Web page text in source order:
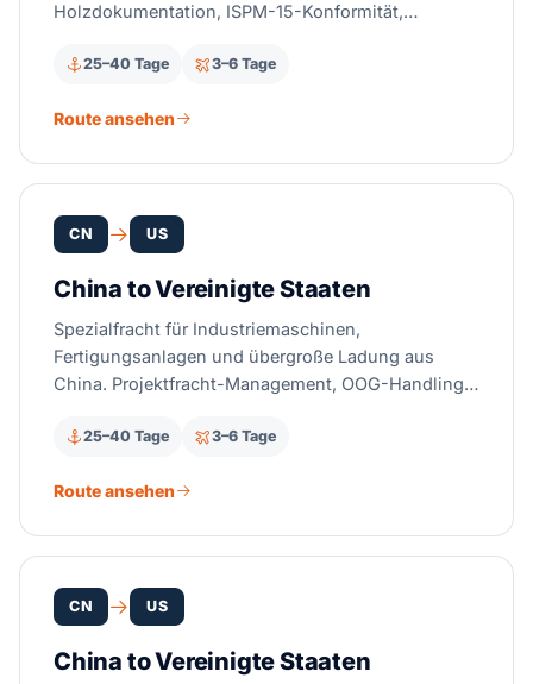
Holzdokumentation, ISPM-15-Konformität,
Konsolidierung.
25–40 Tage 3–6 Tage
Route ansehen
CN US
China to Vereinigte Staaten
Spezialfracht für Industriemaschinen,
Fertigungsanlagen und übergroße Ladung aus
China. Projektfracht-Management, OOG-Handling
25–40 Tage 3–6 Tage
Route ansehen
CN US
China to Vereinigte Staaten